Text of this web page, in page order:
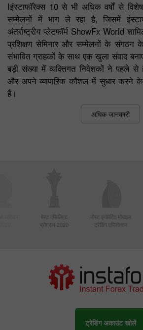
Iइंस्टाफॉरेक्स 10 से भी अधिक वर्षों से विशेष
सम्मेलनों में भाग ले रहा है, जिसमें
अंतर्राष्ट्रीय प्लेटफॉर्म ShowFx World
प्रशिक्षण सेमिनार और सम्मेलनों के संगठन
संभावित ग्राहकों के साथ एक खुला संवाद
बड़ी संख्या में व्यक्तिगत निवेशकों ने पहले से
और अपने व्यापारिक कौशल में सुधार करने
है।
अधिक जानकारी
बेस्ट एफिलिएट
प्रोग्राम 2020
मोस्ट इनोवेटिव मोबाइल
ट्रेडिंग एप्लिकेशन
ट्रेडिंग अकाउंट खोलें